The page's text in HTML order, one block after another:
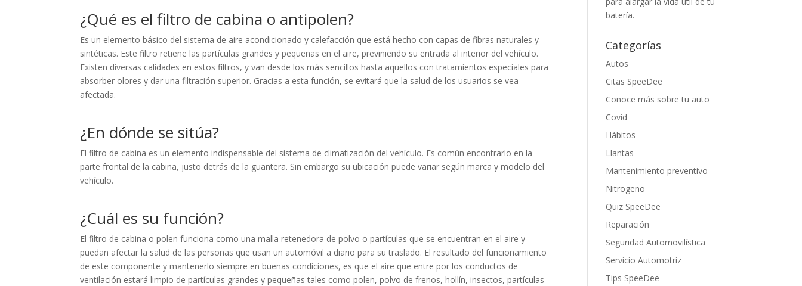
¿Qué es el filtro de cabina o antipolen?
Es un elemento básico del sistema de aire acondicionado y calefacción que está hecho con capas de fibras naturales y
sintéticas. Este filtro retiene las partículas grandes y pequeñas en el aire, previniendo su entrada al interior del vehículo.
Existen diversas calidades en estos filtros, y van desde los más sencillos hasta aquellos con tratamientos especiales para
absorber olores y dar una filtración superior. Gracias a esta función, se evitará que la salud de los usuarios se vea
afectada.
¿En dónde se sitúa?
El filtro de cabina es un elemento indispensable del sistema de climatización del vehículo. Es común encontrarlo en la
parte frontal de la cabina, justo detrás de la guantera. Sin embargo su ubicación puede variar según marca y modelo del
vehículo.
¿Cuál es su función?
El filtro de cabina o polen funciona como una malla retenedora de polvo o partículas que se encuentran en el aire y
puedan afectar la salud de las personas que usan un automóvil a diario para su traslado. El resultado del funcionamiento
de este componente y mantenerlo siempre en buenas condiciones, es que el aire que entre por los conductos de
ventilación estará limpio de partículas grandes y pequeñas tales como polen, polvo de frenos, hollín, insectos, partículas
batería.
Categorías
Autos
Citas SpeeDee
Conoce más sobre tu auto
Covid
Hábitos
Llantas
Mantenimiento preventivo
Nitrogeno
Quiz SpeeDee
Reparación
Seguridad Automovilística
Servicio Automotriz
Tips SpeeDee